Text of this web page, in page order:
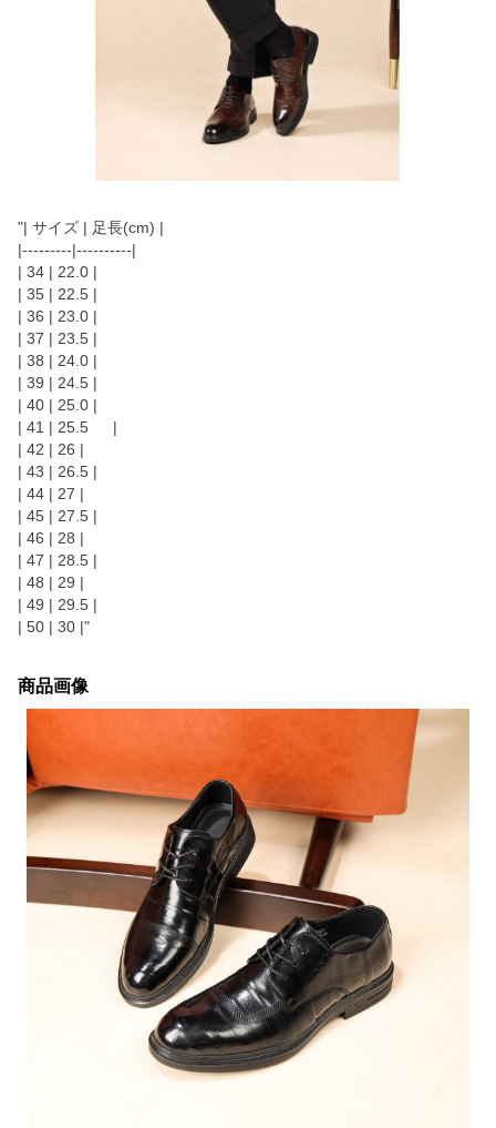
"| サイズ | 足長(cm) |
|---------|----------|
| 34 | 22.0 |
| 35 | 22.5 |
| 36 | 23.0 |
| 37 | 23.5 |
| 38 | 24.0 |
| 39 | 24.5 |
| 40 | 25.0 |
| 41 | 25.5 |
| 42 | 26 |
| 43 | 26.5 |
| 44 | 27 |
| 45 | 27.5 |
| 46 | 28 |
| 47 | 28.5 |
| 48 | 29 |
| 49 | 29.5 |
| 50 | 30 |"
商品画像